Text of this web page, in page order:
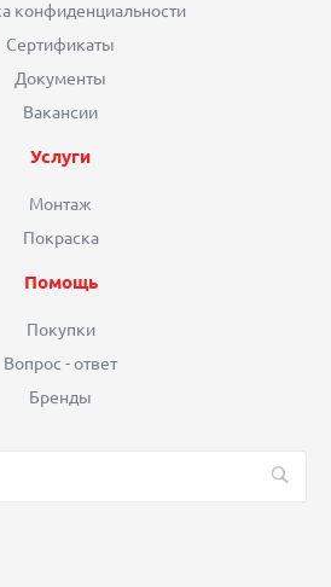
конфиденциальности
Сертификаты
Документы
Вакансии
Услуги
Монтаж
Покраска
Помощь
Покупки
Вопрос - ответ
Бренды